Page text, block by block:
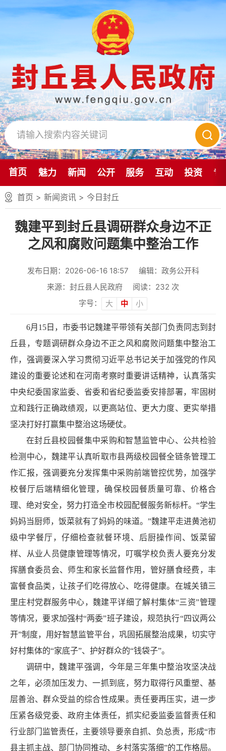
首页 魅力 新闻 公开 服务 互动 投资 专
首页 > 新闻资讯 > 今日封丘
魏建平到封丘县调研群众身边不正
之风和腐败问题集中整治工作
发布日期：2026-06-16 18:57
编辑：政务公开科
来源：封丘县人民政府
阅读： 232 次
字号：
大 中 小
6月15日，市委书记魏建平带领有关部门负责同志到封
丘县，专题调研群众身边不正之风和腐败问题集中整治工
作，强调要深入学习贯彻习近平总书记关于加强党的作风
建设的重要论述和在河南考察时重要讲话精神，认真落实
中央纪委国家监委、省委和省纪委监委安排部署，牢固树
立和践行正确政绩观，以更高站位、更大力度、更实举措
坚决打好打赢集中整治这场硬仗。
在封丘县校园餐集中采购和智慧监管中心、公共检验
检测中心，魏建平认真听取市县两级校园餐全链条管理工
作汇报，强调要充分发挥集中采购前端管控优势，加强学
校餐厅后端精细化管理，确保校园餐质量可靠、价格合
理、绝对安全，努力打造全市校园配餐服务新标杆。“学生
妈妈当厨师，饭菜就有了妈妈的味道。”魏建平走进黄池初
级中学餐厅，仔细检查就餐环境、后厨操作间、饭菜留
样、从业人员健康管理等情况，叮嘱学校负责人要充分发
挥膳食委员会、师生和家长监督作用，管好膳食经费，丰
富餐食品类，让孩子们吃得放心、吃得健康。在城关镇三
里庄村党群服务中心，魏建平详细了解村集体“三资”管理
等情况，要求加强村“两委”班子建设，规范执行“四议两公
开”制度，用好智慧监管平台，巩固拓展整治成果，切实守
好村集体的“家底子”、护好群众的“钱袋子”。
调研中，魏建平强调，今年是三年集中整治攻坚决战
之年，必须加压发力、一抓到底，努力取得行风重塑、基
层善治、群众受益的综合性成果。责任要再压实，进一步
压紧各级党委、政府主体责任，抓实纪委监委监督责任和
行业部门监管责任，主要领导要亲自抓、负总责，形成“市
县主抓主战、部门协同推动、乡村落实落细”的工作格局。